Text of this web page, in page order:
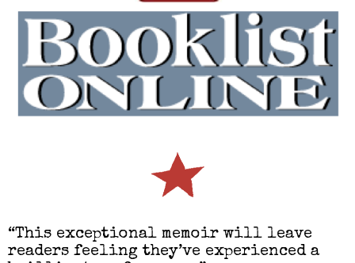
“This exceptional memoir will leave
readers feeling they’ve experienced a